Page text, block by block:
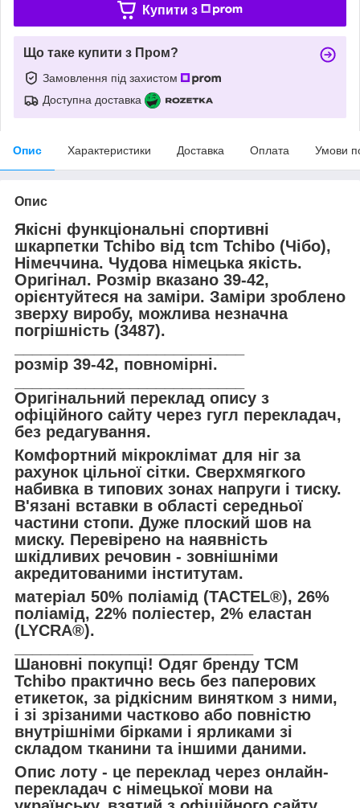
Купити з
Що таке купити з Пром?
Замовлення під захистом
Доступна доставка
Опис Характеристики Доставка Оплата Умови
Опис
Якісні функціональні спортивні
шкарпетки Tchibo від tcm Tchibo (Чібо),
Німеччина. Чудова німецька якість.
Оригінал. Розмір вказано 39-42,
орієнтуйтеся на заміри. Заміри зроблено
зверху виробу, можлива незначна
погрішність (3487).
розмір 39-42, повномірні.
Оригінальний переклад опису з
офіційного сайту через гугл перекладач,
без редагування.
Комфортний мікроклімат для ніг за
рахунок цільної сітки. Сверхмягкого
набивка в типових зонах напруги і тиску.
В'язані вставки в області середньої
частини стопи. Дуже плоский шов на
миску. Перевірено на наявність
шкідливих речовин - зовнішніми
акредитованими інститутам.
матеріал 50% поліамід (TACTEL®), 26%
поліамід, 22% поліестер, 2% еластан
(LYCRA®).
Шановні покупці! Одяг бренду TCM
Tchibo практично весь без паперових
етикеток, за рідкісним винятком з ними,
і зі зрізаними частково або повністю
внутрішніми бірками і ярликами зі
складом тканини та іншими даними.
Опис лоту - це переклад через онлайн-
перекладач с німецької мови на